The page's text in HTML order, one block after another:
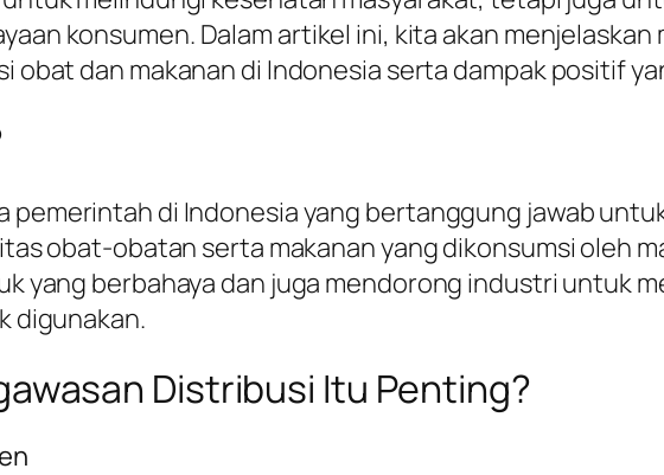
konsumen. Dalam artikel ini, kita akan menjelaskan
obat dan makanan di Indonesia serta dampak positif
pemerintah di Indonesia yang bertanggung jawab
obat-obatan serta makanan yang dikonsumsi oleh
yang berbahaya dan juga mendorong industri untuk
digunakan.
Distribusi Itu Penting?